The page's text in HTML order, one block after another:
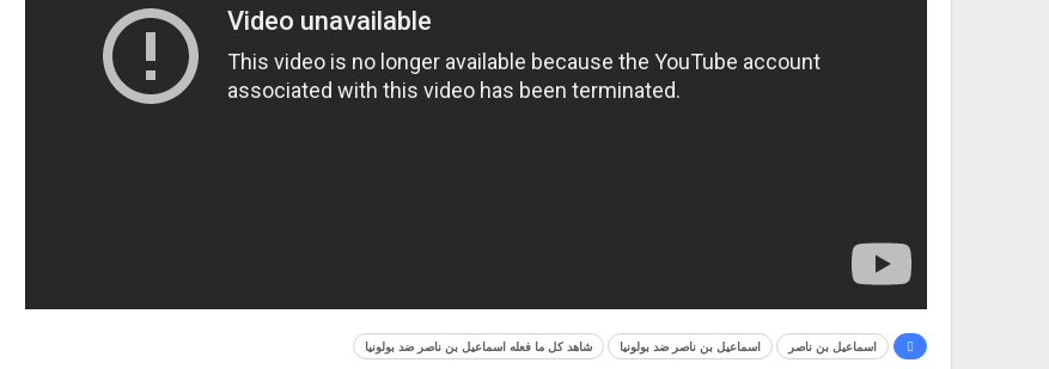
اسماعيل بن ناصر اسماعيل بن ناصر ضد بولونيا شاهد كل ما فعله اسماعيل بن ناصر ضد بولونيا